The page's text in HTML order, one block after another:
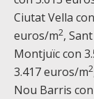
Ciutat Vella
euros/m2,
Montjuïc con
3.417 euros/m2
Nou Barris